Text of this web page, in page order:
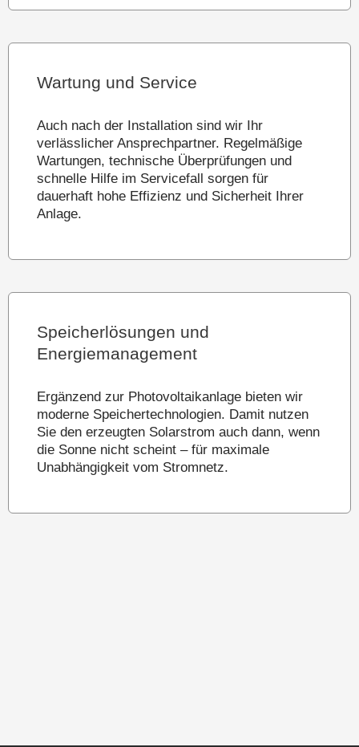
Wartung und Service
Auch nach der Installation sind wir Ihr
verlässlicher Ansprechpartner. Regelmäßige
Wartungen, technische Überprüfungen und
schnelle Hilfe im Servicefall sorgen für
dauerhaft hohe Effizienz und Sicherheit Ihrer
Anlage.
Speicherlösungen und
Energiemanagement
Ergänzend zur Photovoltaikanlage bieten wir
moderne Speichertechnologien. Damit nutzen
Sie den erzeugten Solarstrom auch dann, wenn
die Sonne nicht scheint – für maximale
Unabhängigkeit vom Stromnetz.